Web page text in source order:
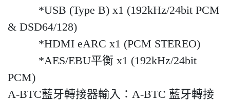
*USB (Type B) x1 (192kHz/24bit PCM
& DSD64/128)
*HDMI eARC x1 (PCM STEREO)
*AES/EBU平衡 x1 (192kHz/24bit
PCM)
A-BTC藍牙轉接器輸入：A-BTC 藍牙轉接